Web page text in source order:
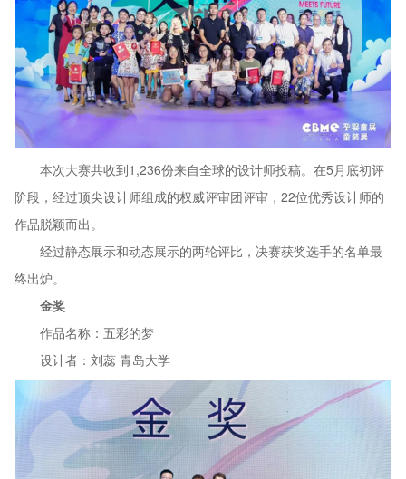
本次大赛共收到1,236份来自全球的设计师投稿。在5月底初评
阶段，经过顶尖设计师组成的权威评审团评审，22位优秀设计师的
作品脱颖而出。
经过静态展示和动态展示的两轮评比，决赛获奖选手的名单最
终出炉。
金奖
作品名称：五彩的梦
设计者：刘蕊 青岛大学